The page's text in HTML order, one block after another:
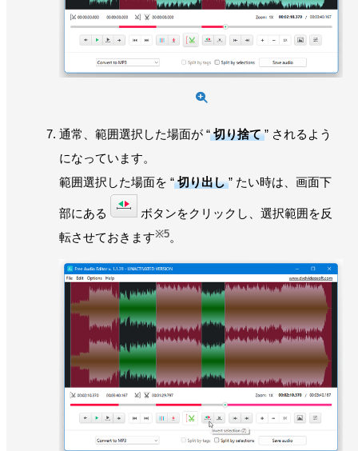
通常、範囲選択した場面が “切り捨て” されるよう
になっています。
範囲選択した場面を “切り出し” たい時は、画面下
部にある
ボタンをクリックし、選択範囲を反
転させておきます※5。